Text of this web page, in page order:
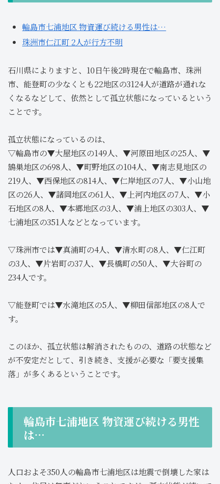
輪島市七浦地区 物資運び続ける男性は…
珠洲市仁江町 2人が行方不明
石川県によりますと、10日午後2時現在で輪島市、珠洲
市、能登町の少なくとも22地区の3124人が道路が通れな
くなるなどして、依然として孤立状態になっているという
ことです。
孤立状態になっているのは、
▽輪島市の▼大屋地区の149人、▼河原田地区の25人、▼
鵠巣地区の698人、▼町野地区の104人、▼南志見地区の
219人、▼西保地区の814人、▼仁岸地区の7人、▼小山地
区の26人、▼諸岡地区の61人、▼上河内地区の7人、▼小
石地区の8人、▼本郷地区の3人、▼浦上地区の303人、▼
七浦地区の351人などとなっています。
▽珠洲市では▼真浦町の4人、▼清水町の8人、▼仁江町
の3人、▼片岩町の37人、▼長橋町の50人、▼大谷町の
234人です。
▽能登町では▼水滝地区の5人、▼柳田信部地区の8人で
す。
このほか、孤立状態は解消されたものの、道路の状態など
が不安定だとして、引き続き、支援が必要な「要支援集
落」が多くあるということです。
輪島市七浦地区 物資運び続ける男性
は…
人口およそ350人の輪島市七浦地区は地震で倒壊した家は